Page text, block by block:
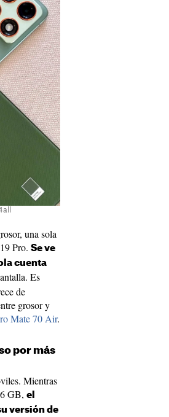
una sola
Pro. Se ve
cuenta
Es
de
grosor y
Mate 70 Air.
por más
Mientras
GB, el
versión de